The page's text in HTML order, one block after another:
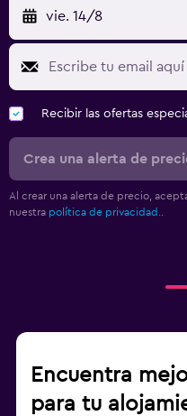
vie. 14/8
Recibir las ofertas
Crea una alerta de
Al crear una alerta de precio,
nuestra política de privacidad.
Encuentra
para tu